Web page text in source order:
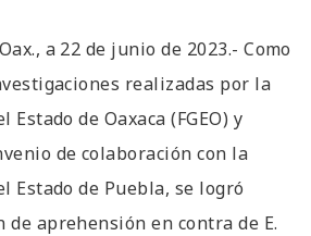
a 22 de junio de 2023.- Como
realizadas por la
Estado de Oaxaca (FGEO) y
de colaboración con la
Estado de Puebla, se logró
aprehensión en contra de E.